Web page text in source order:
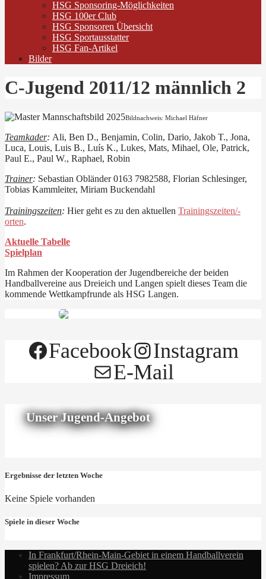
HSG Sponsoring-Möglichkeiten
HSG 100er Club
HSG Sponsoren Übersicht
HSG Sportausstatter
HSG Fan-Artikel
Bilder
C-Jugend 2011/12 männlich 2
Bildnachweis: Michael Häfner
Teamkader: Ali, Ben D., Benjamin, Colin, Dario, Jakob T., Jona,
Luca, Louis, Luis B., Luís K., Lukes, Mats, Mihael, Ole, Patrick,
Paul E., Paul W., Raphael, Robin
Trainer: Sebastian Obländer 0163 7982588, Florian Schlesinger,
Tobias Kammleiter, Miriam Buckendahl
Trainingszeiten: Hier geht es zu den aktuellen Trainingszeiten/-
orten.
Aktuelle Tabelle
Spielplan
Im Rahmen der Kooperation der Jugendbereiche der beiden
Handballvereine aus Dreieich und Langen spielt dieses Team die
kommende Wettkampfrunde als HSG Langen.
Facebook
Instagram
E-Mail
Unser Jugend-Angebot
Ergebnisse der letzten Woche
Keine Spiele vorhanden
Spiele in dieser Woche
In Frankfurt/Rhein-Main-Gebiet in einem Handballverein
spielen? Ab zur HSG Dreieich!
Impressum